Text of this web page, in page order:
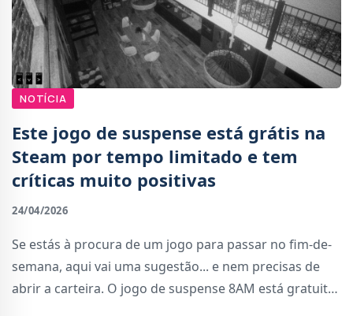
NOTÍCIA
Este jogo de suspense está grátis na
Steam por tempo limitado e tem
críticas muito positivas
24/04/2026
Se estás à procura de um jogo para passar no fim-de-
semana, aqui vai uma sugestão... e nem precisas de
abrir a carteira. O jogo de suspense 8AM está gratuito